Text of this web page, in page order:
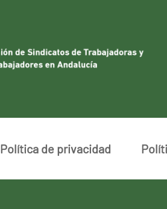
Política de privacidad